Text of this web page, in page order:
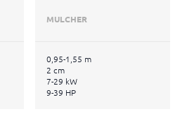
MULCHER
0,95-1,55 m
2 cm
7-29 kW
9-39 HP